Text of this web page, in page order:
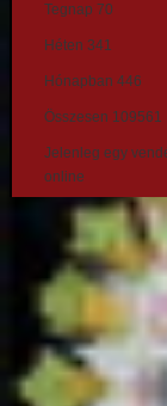
Tegnap70
Héten341
Hónapban446
Összesen 109561
Jelenleg egy
online